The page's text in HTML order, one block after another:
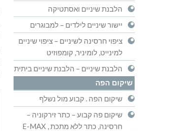
הלבנת שיניים ואסתטיקה
יישור שיניים לילדים – למבוגרים
ציפוי חרסינה לשיניים – ציפוי שיניים
למינייט, לומיניר, קומפוזיט
הלבנת שיניים – הלבנת שיניים ביתית
שיקום הפה
שיקום הפה . קבוע מול נשלף
שיקום פה קבוע – כתר זירקוניה –
חרסינה, כתר ללא מתכת , E-MAX